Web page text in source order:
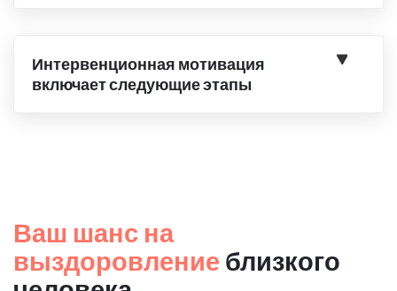
Интервенционная мотивация
включает следующие этапы
Ваш шанс на
выздоровление близкого